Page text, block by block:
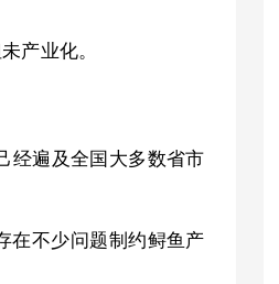
产业化。
经遍及全国大多数省市
在不少问题制约鲟鱼产